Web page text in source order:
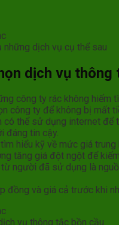
những dịch vụ cụ thể sau
dịch vụ thông
công ty rác không
công ty để không bị mất
có thể sử dụng internet
đáng tin cậy.
tìm hiểu kỹ về mức giá
tăng giá đột ngột để
từ người đã sử dụng là
đồng và giá cả trước khi
vụ thông tắc bồn cầu